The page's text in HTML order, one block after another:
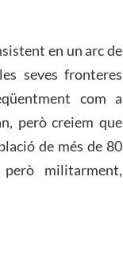
en un arc de
seves fronteres
com a
però creiem que
de més de 80
militarment,